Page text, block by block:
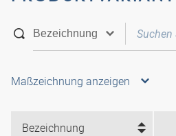
Maßzeichnung anzeigen
Bezeichnung